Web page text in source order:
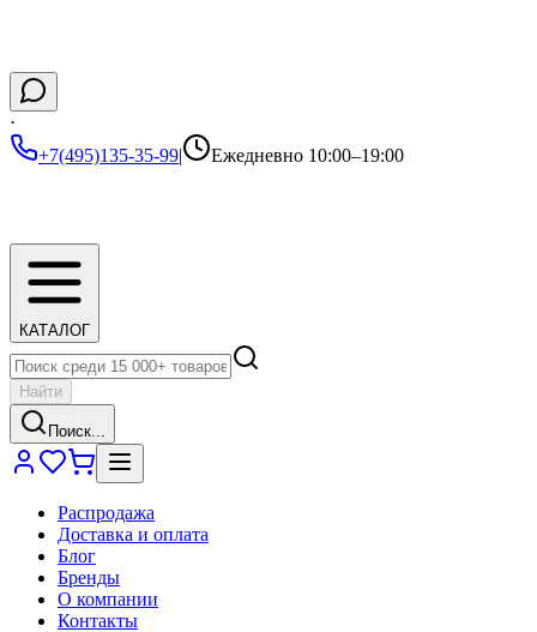
·
+7(495)135-35-99| Ежедневно 10:00–19:00
КАТАЛОГ
Найти
Поиск...
Распродажа
Доставка и оплата
Блог
Бренды
О компании
Контакты